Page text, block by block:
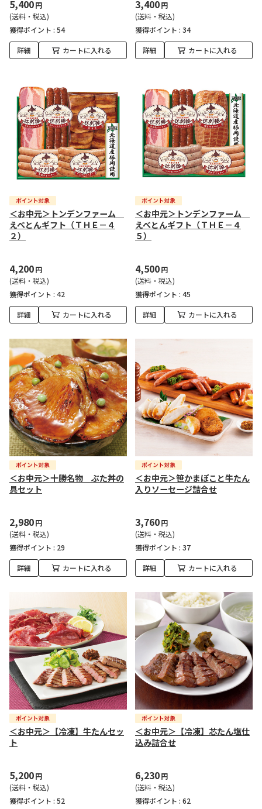
5,400円
(送料・税込)
獲得ポイント : 54
詳細 カートに入れる
3,400円
(送料・税込)
獲得ポイント : 34
詳細 カートに入れる
＜お中元＞トンデンファーム
えべとんギフト（ＴＨＥ－４
２）
4,200円
(送料・税込)
獲得ポイント : 42
詳細 カートに入れる
＜お中元＞トンデンファーム
えべとんギフト（ＴＨＥ－４
５）
4,500円
(送料・税込)
獲得ポイント : 45
詳細 カートに入れる
＜お中元＞十勝名物 ぶた丼の
具セット
2,980円
(送料・税込)
獲得ポイント : 29
詳細 カートに入れる
＜お中元＞笹かまぼこと牛たん
入りソーセージ詰合せ
3,760円
(送料・税込)
獲得ポイント : 37
詳細 カートに入れる
＜お中元＞【冷凍】牛たんセッ
ト
5,200円
(送料・税込)
獲得ポイント : 52
＜お中元＞【冷凍】芯たん塩仕
込み詰合せ
6,230円
(送料・税込)
獲得ポイント : 62